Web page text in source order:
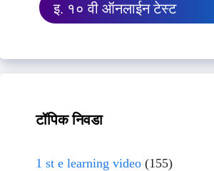
इ. १० वी ऑनलाईन टेस्ट
टॉपिक निवडा
1 st e learning video (155)